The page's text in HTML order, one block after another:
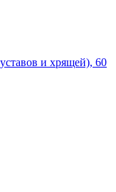
и хрящей), 60